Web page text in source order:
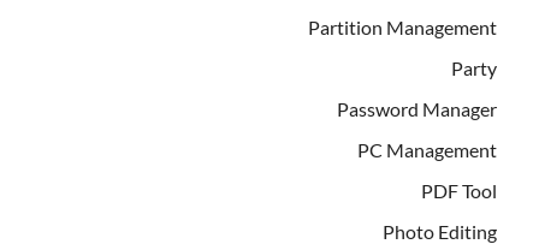
Partition Management
Party
Password Manager
PC Management
PDF Tool
Photo Editing